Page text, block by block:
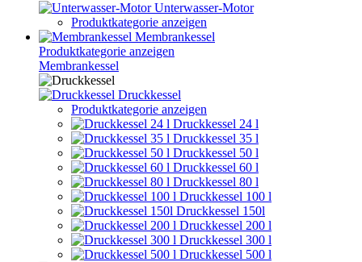
Unterwasser-Motor
Produktkategorie anzeigen
Membrankessel
Produktkategorie anzeigen
Membrankessel
Druckkessel
Produktkategorie anzeigen
Druckkessel 24 l
Druckkessel 35 l
Druckkessel 50 l
Druckkessel 60 l
Druckkessel 80 l
Druckkessel 100 l
Druckkessel 150l
Druckkessel 200 l
Druckkessel 300 l
Druckkessel 500 l